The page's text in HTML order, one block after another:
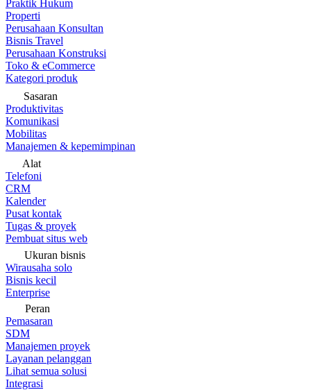
Praktik Hukum
Properti
Perusahaan Konsultan
Bisnis Travel
Perusahaan Konstruksi
Toko & eCommerce
Kategori produk
Sasaran
Produktivitas
Komunikasi
Mobilitas
Manajemen & kepemimpinan
Alat
Telefoni
CRM
Kalender
Pusat kontak
Tugas & proyek
Pembuat situs web
Ukuran bisnis
Wirausaha solo
Bisnis kecil
Enterprise
Peran
Pemasaran
SDM
Manajemen proyek
Layanan pelanggan
Lihat semua solusi
Integrasi